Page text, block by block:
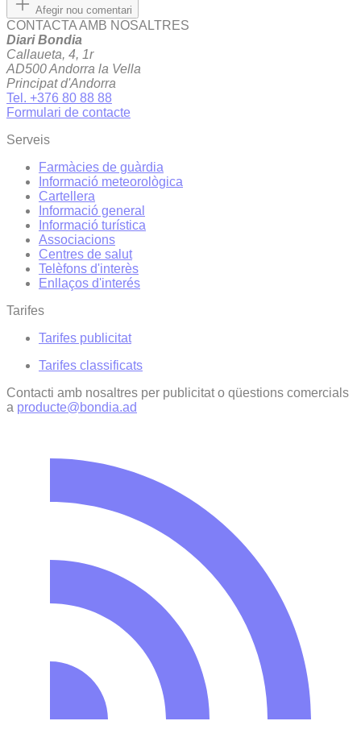
Afegir nou comentari
CONTACTA AMB NOSALTRES
Diari Bondia
Callaueta, 4, 1r
AD500 Andorra la Vella
Principat d'Andorra
Tel. +376 80 88 88
Formulari de contacte
Serveis
Farmàcies de guàrdia
Informació meteorològica
Cartellera
Informació general
Informació turística
Associacions
Centres de salut
Telèfons d'interès
Enllaços d'interés
Tarifes
Tarifes publicitat
Tarifes classificats
Contacti amb nosaltres per publicitat o qüestions comercials
a producte@bondia.ad